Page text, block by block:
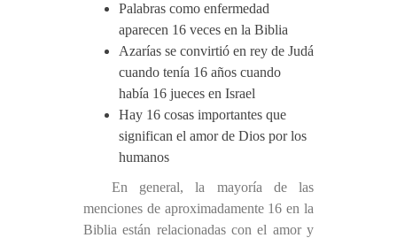
Palabras como enfermedad
aparecen 16 veces en la Biblia
Azarías se convirtió en rey de Judá
cuando tenía 16 años cuando
había 16 jueces en Israel
Hay 16 cosas importantes que
significan el amor de Dios por los
humanos
En general, la mayoría de las
menciones de aproximadamente 16 en la
Biblia están relacionadas con el amor y